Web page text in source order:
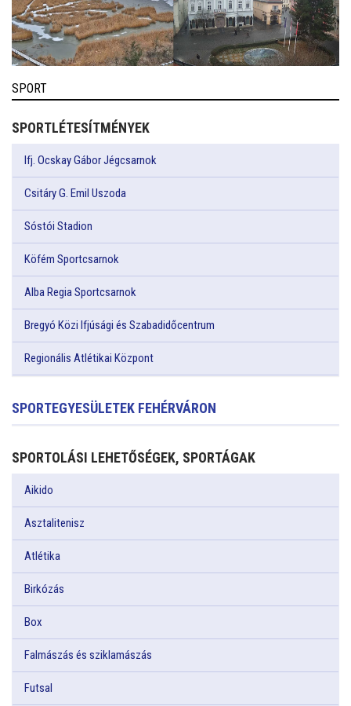
SPORT
SPORTLÉTESÍTMÉNYEK
Ifj. Ocskay Gábor Jégcsarnok
Csitáry G. Emil Uszoda
Sóstói Stadion
Köfém Sportcsarnok
Alba Regia Sportcsarnok
Bregyó Közi Ifjúsági és Szabadidőcentrum
Regionális Atlétikai Központ
SPORTEGYESÜLETEK FEHÉRVÁRON
SPORTOLÁSI LEHETŐSÉGEK, SPORTÁGAK
Aikido
Asztalitenisz
Atlétika
Birkózás
Box
Falmászás és sziklamászás
Futsal